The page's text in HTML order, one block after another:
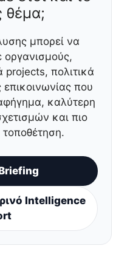
θέμα;
μπορεί να
οργανισμούς,
projects, πολιτικά
που
καλύτερη
και πιο
Intelligence